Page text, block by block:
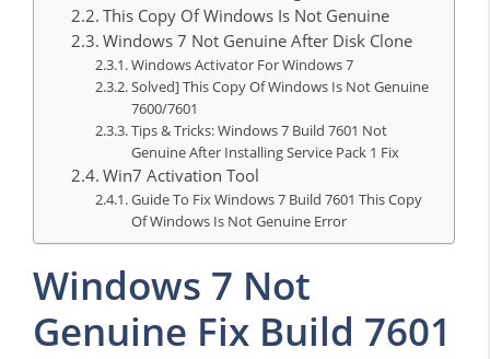
This Copy Of Windows Is Not Genuine
Windows 7 Not Genuine After Disk Clone
Windows Activator For Windows 7
Solved] This Copy Of Windows Is Not Genuine
7600/7601
Tips & Tricks: Windows 7 Build 7601 Not
Genuine After Installing Service Pack 1 Fix
Win7 Activation Tool
Guide To Fix Windows 7 Build 7601 This Copy
Of Windows Is Not Genuine Error
Windows 7 Not
Genuine Fix Build 7601